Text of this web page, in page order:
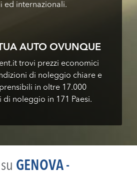
ed internazionali.
AUTO OVUNQUE
trovi prezzi economici
di noleggio chiare e
in oltre 17.000
di noleggio in 171 Paesi.
GENOVA -